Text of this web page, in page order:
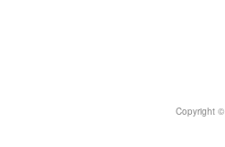
Copyright ©